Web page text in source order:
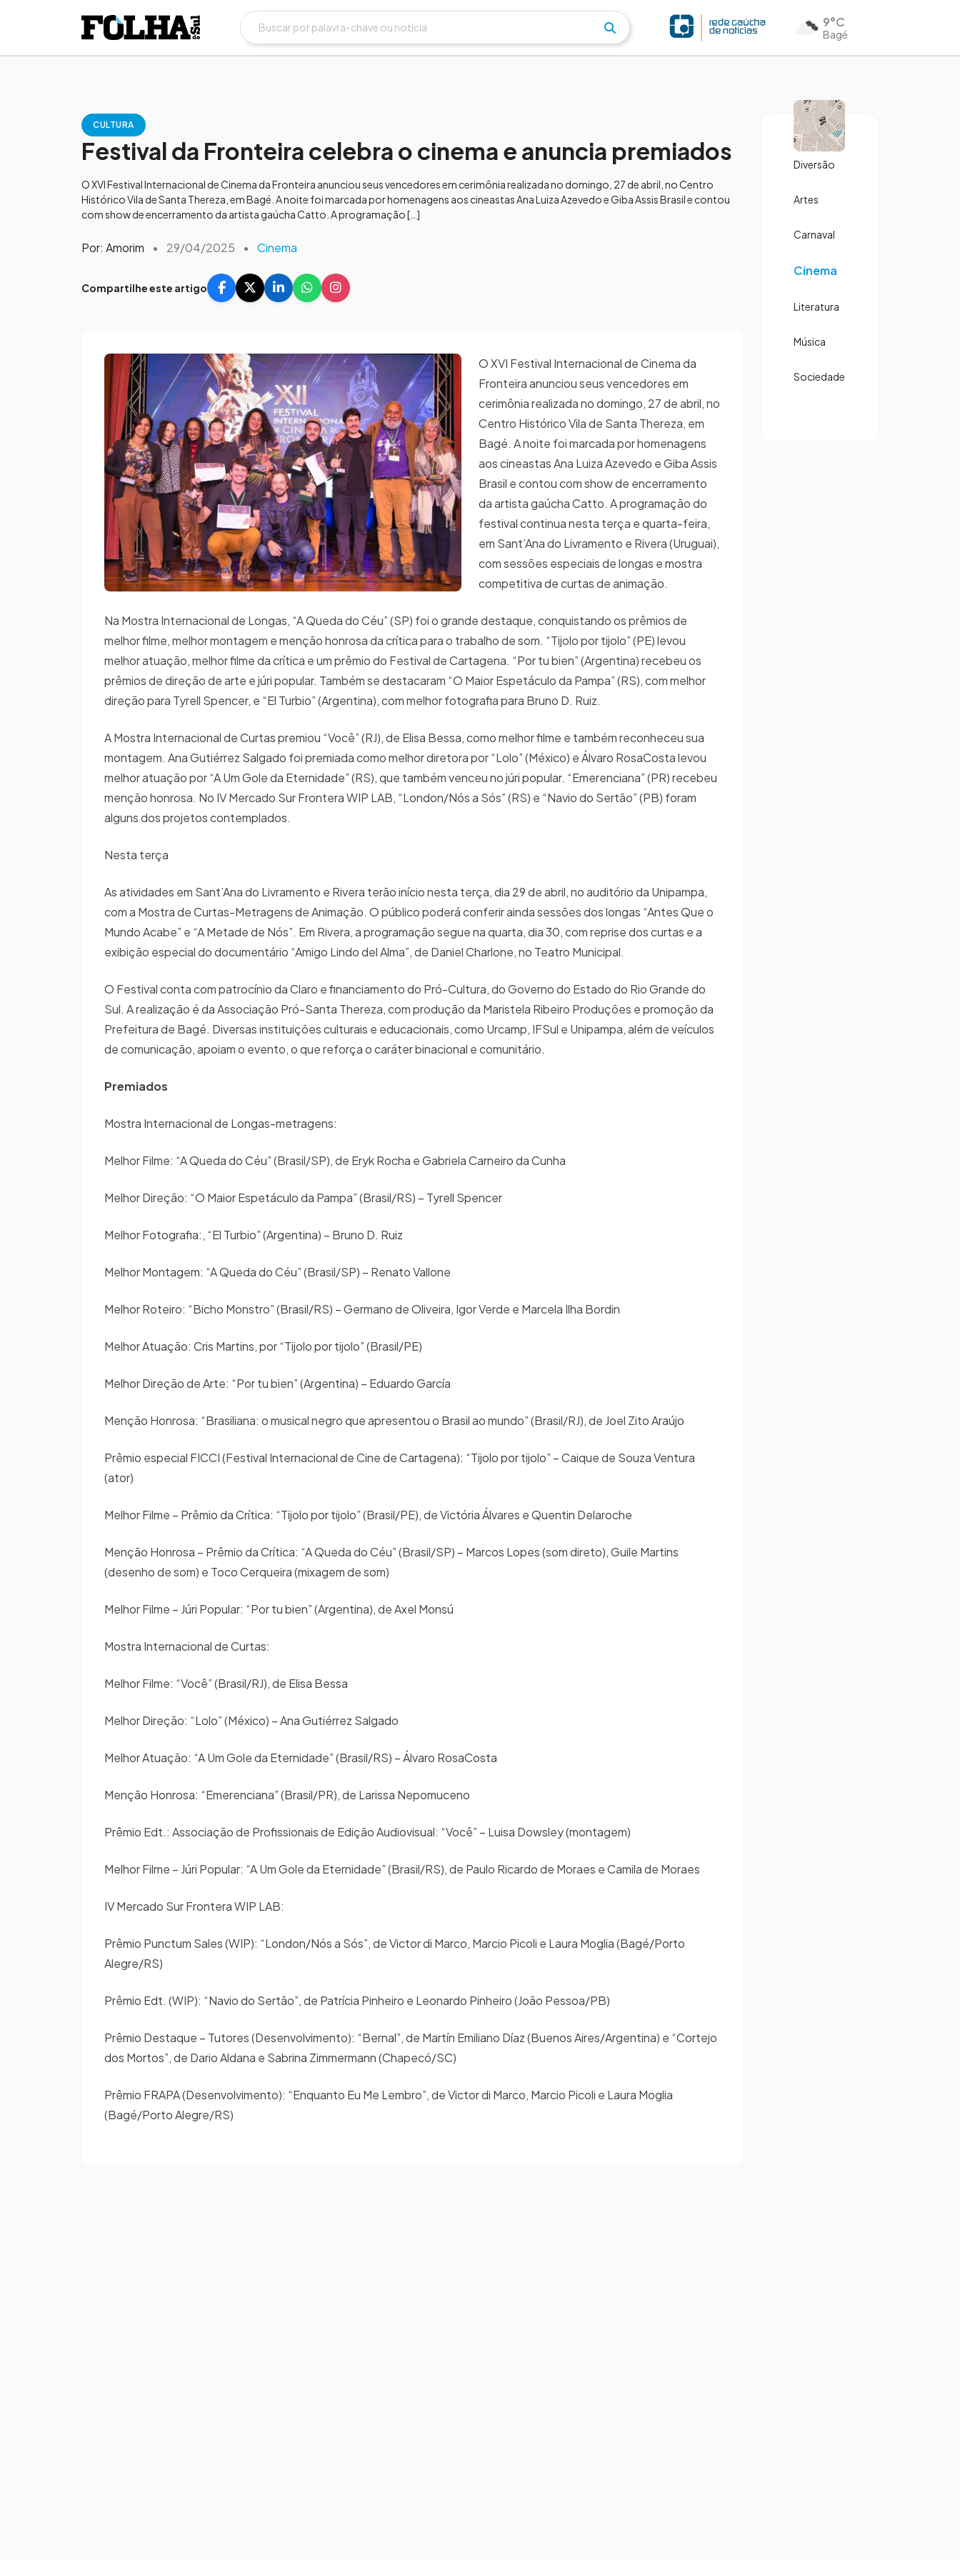
9°C
Bagé
CULTURA
Festival da Fronteira celebra o cinema e anuncia premiados
O XVI Festival Internacional de Cinema da Fronteira anunciou seus vencedores em cerimônia realizada no domingo, 27 de abril, no Centro
Histórico Vila de Santa Thereza, em Bagé. A noite foi marcada por homenagens aos cineastas Ana Luiza Azevedo e Giba Assis Brasil e contou
com show de encerramento da artista gaúcha Catto. A programação […]
Por: Amorim • 29/04/2025 • Cinema
Compartilhe este artigo
O XVI Festival Internacional de Cinema da
Fronteira anunciou seus vencedores em
cerimônia realizada no domingo, 27 de abril, no
Centro Histórico Vila de Santa Thereza, em
Bagé. A noite foi marcada por homenagens
aos cineastas Ana Luiza Azevedo e Giba Assis
Brasil e contou com show de encerramento
da artista gaúcha Catto. A programação do
festival continua nesta terça e quarta-feira,
em Sant’Ana do Livramento e Rivera (Uruguai),
com sessões especiais de longas e mostra
competitiva de curtas de animação.
Na Mostra Internacional de Longas, “A Queda do Céu” (SP) foi o grande destaque, conquistando os prêmios de
melhor filme, melhor montagem e menção honrosa da crítica para o trabalho de som. “Tijolo por tijolo” (PE) levou
melhor atuação, melhor filme da crítica e um prêmio do Festival de Cartagena. “Por tu bien” (Argentina) recebeu os
prêmios de direção de arte e júri popular. Também se destacaram “O Maior Espetáculo da Pampa” (RS), com melhor
direção para Tyrell Spencer, e “El Turbio” (Argentina), com melhor fotografia para Bruno D. Ruiz.
A Mostra Internacional de Curtas premiou “Você” (RJ), de Elisa Bessa, como melhor filme e também reconheceu sua
montagem. Ana Gutiérrez Salgado foi premiada como melhor diretora por “Lolo” (México) e Álvaro RosaCosta levou
melhor atuação por “A Um Gole da Eternidade” (RS), que também venceu no júri popular. “Emerenciana” (PR) recebeu
menção honrosa. No IV Mercado Sur Frontera WIP LAB, “London/Nós a Sós” (RS) e “Navio do Sertão” (PB) foram
alguns dos projetos contemplados.
Nesta terça
As atividades em Sant’Ana do Livramento e Rivera terão início nesta terça, dia 29 de abril, no auditório da Unipampa,
com a Mostra de Curtas-Metragens de Animação. O público poderá conferir ainda sessões dos longas “Antes Que o
Mundo Acabe” e “A Metade de Nós”. Em Rivera, a programação segue na quarta, dia 30, com reprise dos curtas e a
exibição especial do documentário “Amigo Lindo del Alma”, de Daniel Charlone, no Teatro Municipal.
O Festival conta com patrocínio da Claro e financiamento do Pró-Cultura, do Governo do Estado do Rio Grande do
Sul. A realização é da Associação Pró-Santa Thereza, com produção da Maristela Ribeiro Produções e promoção da
Prefeitura de Bagé. Diversas instituições culturais e educacionais, como Urcamp, IFSul e Unipampa, além de veículos
de comunicação, apoiam o evento, o que reforça o caráter binacional e comunitário.
Premiados
Mostra Internacional de Longas-metragens:
Melhor Filme: “A Queda do Céu” (Brasil/SP), de Eryk Rocha e Gabriela Carneiro da Cunha
Melhor Direção: “O Maior Espetáculo da Pampa” (Brasil/RS) – Tyrell Spencer
Melhor Fotografia:, “El Turbio” (Argentina) – Bruno D. Ruiz
Melhor Montagem: “A Queda do Céu” (Brasil/SP) – Renato Vallone
Melhor Roteiro: “Bicho Monstro” (Brasil/RS) – Germano de Oliveira, Igor Verde e Marcela Ilha Bordin
Melhor Atuação: Cris Martins, por “Tijolo por tijolo” (Brasil/PE)
Melhor Direção de Arte: “Por tu bien” (Argentina) – Eduardo García
Menção Honrosa: “Brasiliana: o musical negro que apresentou o Brasil ao mundo” (Brasil/RJ), de Joel Zito Araújo
Prêmio especial FICCI (Festival Internacional de Cine de Cartagena): “Tijolo por tijolo” – Caique de Souza Ventura
(ator)
Melhor Filme – Prêmio da Crítica: “Tijolo por tijolo” (Brasil/PE), de Victória Álvares e Quentin Delaroche
Menção Honrosa – Prêmio da Crítica: “A Queda do Céu” (Brasil/SP) – Marcos Lopes (som direto), Guile Martins
(desenho de som) e Toco Cerqueira (mixagem de som)
Melhor Filme – Júri Popular: “Por tu bien” (Argentina), de Axel Monsú
Mostra Internacional de Curtas:
Melhor Filme: “Você” (Brasil/RJ), de Elisa Bessa
Melhor Direção: “Lolo” (México) – Ana Gutiérrez Salgado
Melhor Atuação: “A Um Gole da Eternidade” (Brasil/RS) – Álvaro RosaCosta
Menção Honrosa: “Emerenciana” (Brasil/PR), de Larissa Nepomuceno
Prêmio Edt.: Associação de Profissionais de Edição Audiovisual: “Você” – Luisa Dowsley (montagem)
Melhor Filme – Júri Popular: “A Um Gole da Eternidade” (Brasil/RS), de Paulo Ricardo de Moraes e Camila de Moraes
IV Mercado Sur Frontera WIP LAB:
Prêmio Punctum Sales (WIP): “London/Nós a Sós”, de Victor di Marco, Marcio Picoli e Laura Moglia (Bagé/Porto
Alegre/RS)
Prêmio Edt. (WIP): “Navio do Sertão”, de Patrícia Pinheiro e Leonardo Pinheiro (João Pessoa/PB)
Prêmio Destaque – Tutores (Desenvolvimento): “Bernal”, de Martín Emiliano Díaz (Buenos Aires/Argentina) e “Cortejo
dos Mortos”, de Dario Aldana e Sabrina Zimmermann (Chapecó/SC)
Prêmio FRAPA (Desenvolvimento): “Enquanto Eu Me Lembro”, de Victor di Marco, Marcio Picoli e Laura Moglia
(Bagé/Porto Alegre/RS)
Diversão
Artes
Carnaval
Cinema
Literatura
Música
Sociedade